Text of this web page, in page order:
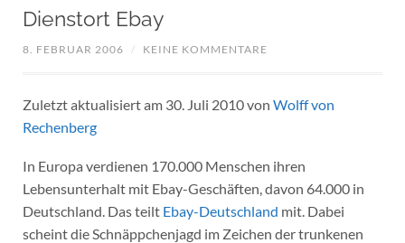
Dienstort Ebay
8. FEBRUAR 2006 / KEINE KOMMENTARE
Zuletzt aktualisiert am 30. Juli 2010 von Wolff von
Rechenberg
In Europa verdienen 170.000 Menschen ihren
Lebensunterhalt mit Ebay-Geschäften, davon 64.000 in
Deutschland. Das teilt Ebay-Deutschland mit. Dabei
scheint die Schnäppchenjagd im Zeichen der trunkenen